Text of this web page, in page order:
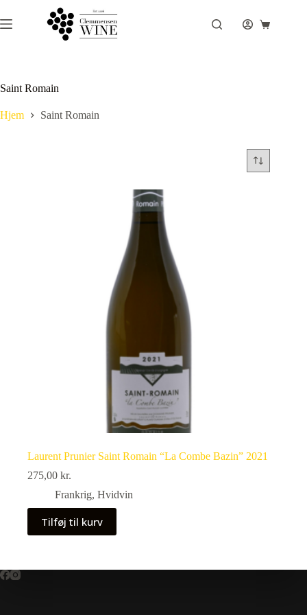
til
indhold
Saint Romain
Hjem Saint Romain
Laurent Prunier Saint Romain “La Combe Bazin” 2021
275,00 kr.
Frankrig, Hvidvin
Tilføj til kurv